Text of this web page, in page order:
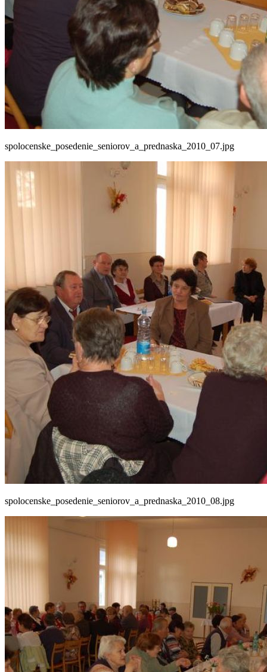
spolocenske_posedenie_seniorov_a_prednaska_2010_07.jpg
spolocenske_posedenie_seniorov_a_prednaska_2010_08.jpg